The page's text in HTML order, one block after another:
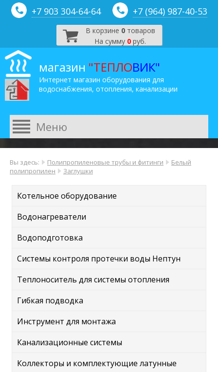
+7 903 304-64-64 +7 (964) 987-40-53
В корзине 0товаров
На сумму 0 руб.
магазин "ТЕПЛОВИК"
Интернет магазин оборудования для
водоснабжения, отопления, канализации
Вы здесь: Полипропиленовые трубы и фитинги
Белый
полипропилен
Заглушки
Котельное оборудование
Водонагреватели
Водоподготовка
Системы контроля протечки воды Нептун
Теплоноситель для системы отопления
Гибкая подводка
Инструмент для монтажа
Канализационные системы
Коллекторы и комплектующие латунные